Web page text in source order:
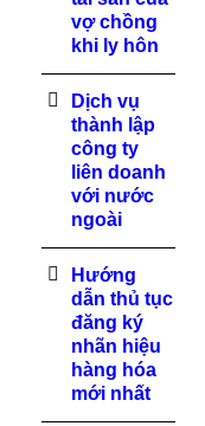
vợ chồng
khi ly hôn
Dịch vụ
thành lập
công ty
liên doanh
với nước
ngoài
Hướng
dẫn thủ tục
đăng ký
nhãn hiệu
hàng hóa
mới nhất